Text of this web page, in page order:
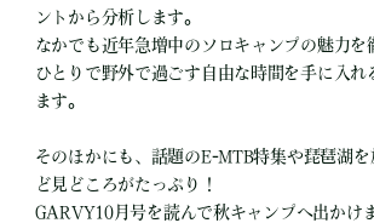
ントから分析します。
なかでも近年急増中のソロキャンプの魅力を
ひとりで野外で過ごす自由な時間を手に入れ
ます。
そのほかにも、話題のE-MTB特集や琵琶湖
ど見どころがたっぷり！
GARVY10月号を読んで秋キャンプへ出かけ